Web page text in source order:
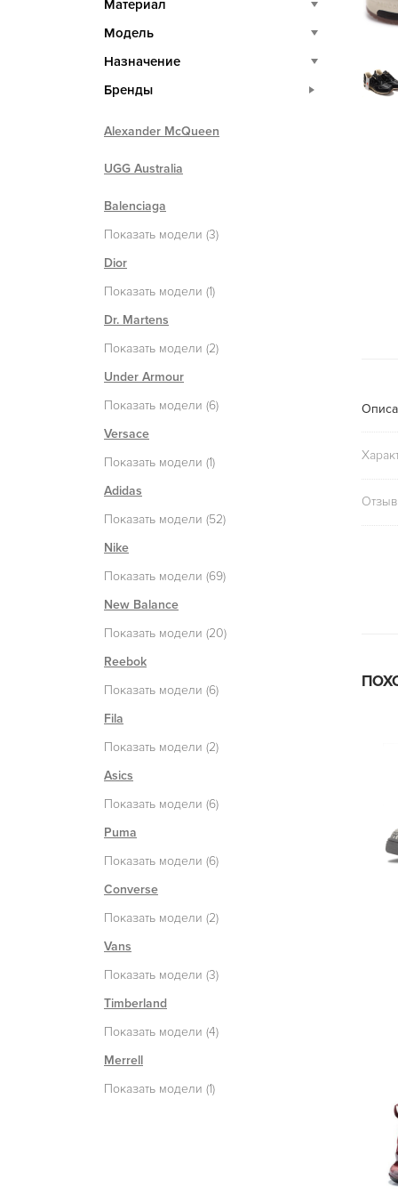
Материал
Модель
Назначение
Бренды
Alexander McQueen
UGG Australia
Balenciaga
Показать модели (3)
Dior
Показать модели (1)
Dr. Martens
Показать модели (2)
Under Armour
Показать модели (6)
Versace
Показать модели (1)
Adidas
Показать модели (52)
Nike
Показать модели (69)
New Balance
Показать модели (20)
Reebok
Показать модели (6)
Fila
Показать модели (2)
Asics
Показать модели (6)
Puma
Показать модели (6)
Converse
Показать модели (2)
Vans
Показать модели (3)
Timberland
Показать модели (4)
Merrell
Показать модели (1)